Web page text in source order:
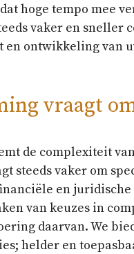
hoge tempo mee
vaker en sneller
en ontwikkeling van
vraagt
de complexiteit
steeds vaker om
en juridische
van keuzes in
daarvan. We
helder en